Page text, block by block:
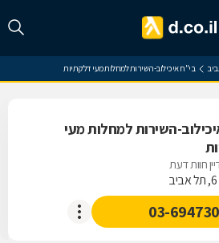
בי"ח איכילוב-השירות למחלות מעי דלקתיות
השירות למחלות מעי
חוות דעת
03-